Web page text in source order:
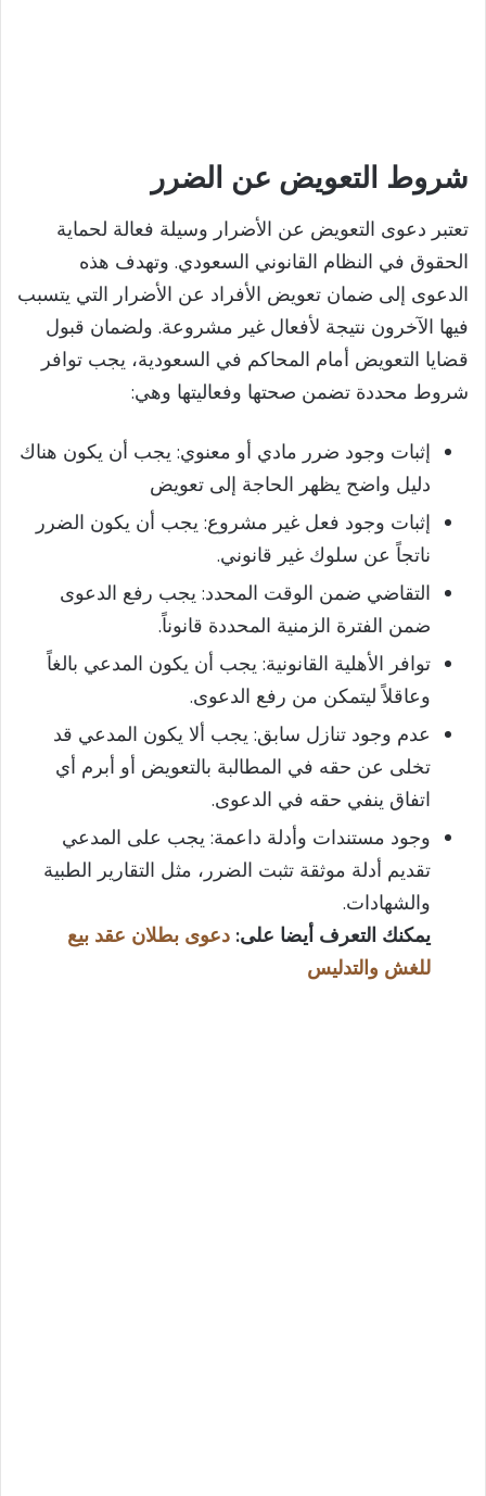
شروط التعويض عن الضرر
تعتبر دعوى التعويض عن الأضرار وسيلة فعالة لحماية
الحقوق في النظام القانوني السعودي. وتهدف هذه
الدعوى إلى ضمان تعويض الأفراد عن الأضرار التي يتسبب
فيها الآخرون نتيجة لأفعال غير مشروعة. ولضمان قبول
قضايا التعويض أمام المحاكم في السعودية، يجب توافر
شروط محددة تضمن صحتها وفعاليتها وهي:
إثبات وجود ضرر مادي أو معنوي: يجب أن يكون هناك
دليل واضح يظهر الحاجة إلى تعويض
إثبات وجود فعل غير مشروع: يجب أن يكون الضرر
ناتجاً عن سلوك غير قانوني.
التقاضي ضمن الوقت المحدد: يجب رفع الدعوى
ضمن الفترة الزمنية المحددة قانوناً.
توافر الأهلية القانونية: يجب أن يكون المدعي بالغاً
وعاقلاً ليتمكن من رفع الدعوى.
عدم وجود تنازل سابق: يجب ألا يكون المدعي قد
تخلى عن حقه في المطالبة بالتعويض أو أبرم أي
اتفاق ينفي حقه في الدعوى.
وجود مستندات وأدلة داعمة: يجب على المدعي
تقديم أدلة موثقة تثبت الضرر، مثل التقارير الطبية
والشهادات.
يمكنك التعرف أيضا على: دعوى بطلان عقد بيع
للغش والتدليس